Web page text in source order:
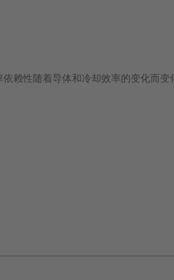
赖性随着导体和冷却效率的变化而变